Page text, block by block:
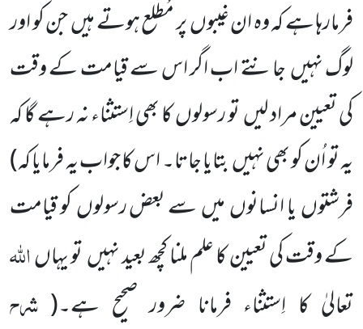
فرمارہا ہے کہ وہ ان غیبوں پر مُطّلع ہوتے ہیں جن کو اور
لوگ نہیں جانتے اب اگر اس سے قیامت کے وقت
کی تعیین مراد لیں تو رسولوں کا بھی اِستثناء نہ رہے گا کہ
یہ تو اُن کو بھی نہیں بتایا جاتا۔ اس کا جواب یہ فرمایا کہ)
فرشتوں یا انسانوں میں سے بعض رسولوں کو قیامت
کے وقت کی تعیین کا علم ملنا کچھ بعید نہیں تو یہاںاللّٰہ
تعالیٰ کا اِستثناء فرمانا ضرور صحیح ہے۔( شرح